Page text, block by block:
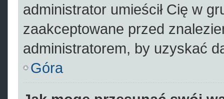
administrator umieścił Cię w
zaakceptowane przed
administratorem, by uzyskać
Góra